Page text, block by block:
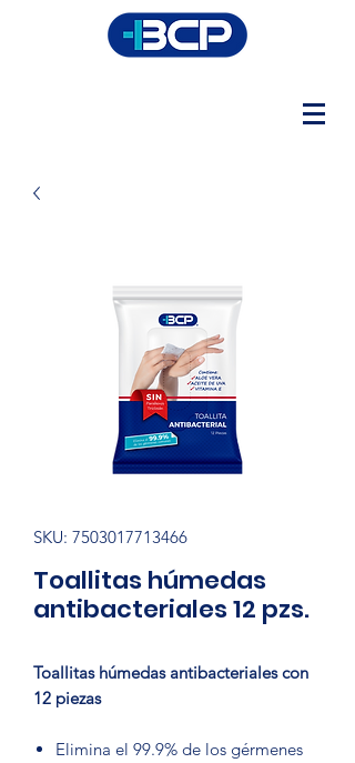
SKU: 7503017713466
Toallitas húmedas
antibacteriales 12 pzs.
Toallitas húmedas antibacteriales con
12 piezas
Elimina el 99.9% de los gérmenes